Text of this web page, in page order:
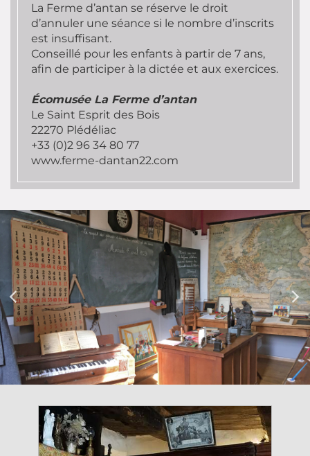
La Ferme d’antan se réserve le droit
d’annuler une séance si le nombre d’inscrits
est insuffisant.
Conseillé pour les enfants à partir de 7 ans,
afin de participer à la dictée et aux exercices.
Écomusée La Ferme d’antan
Le Saint Esprit des Bois
22270 Plédéliac
+33 (0)2 96 34 80 77
www.ferme-dantan22.com